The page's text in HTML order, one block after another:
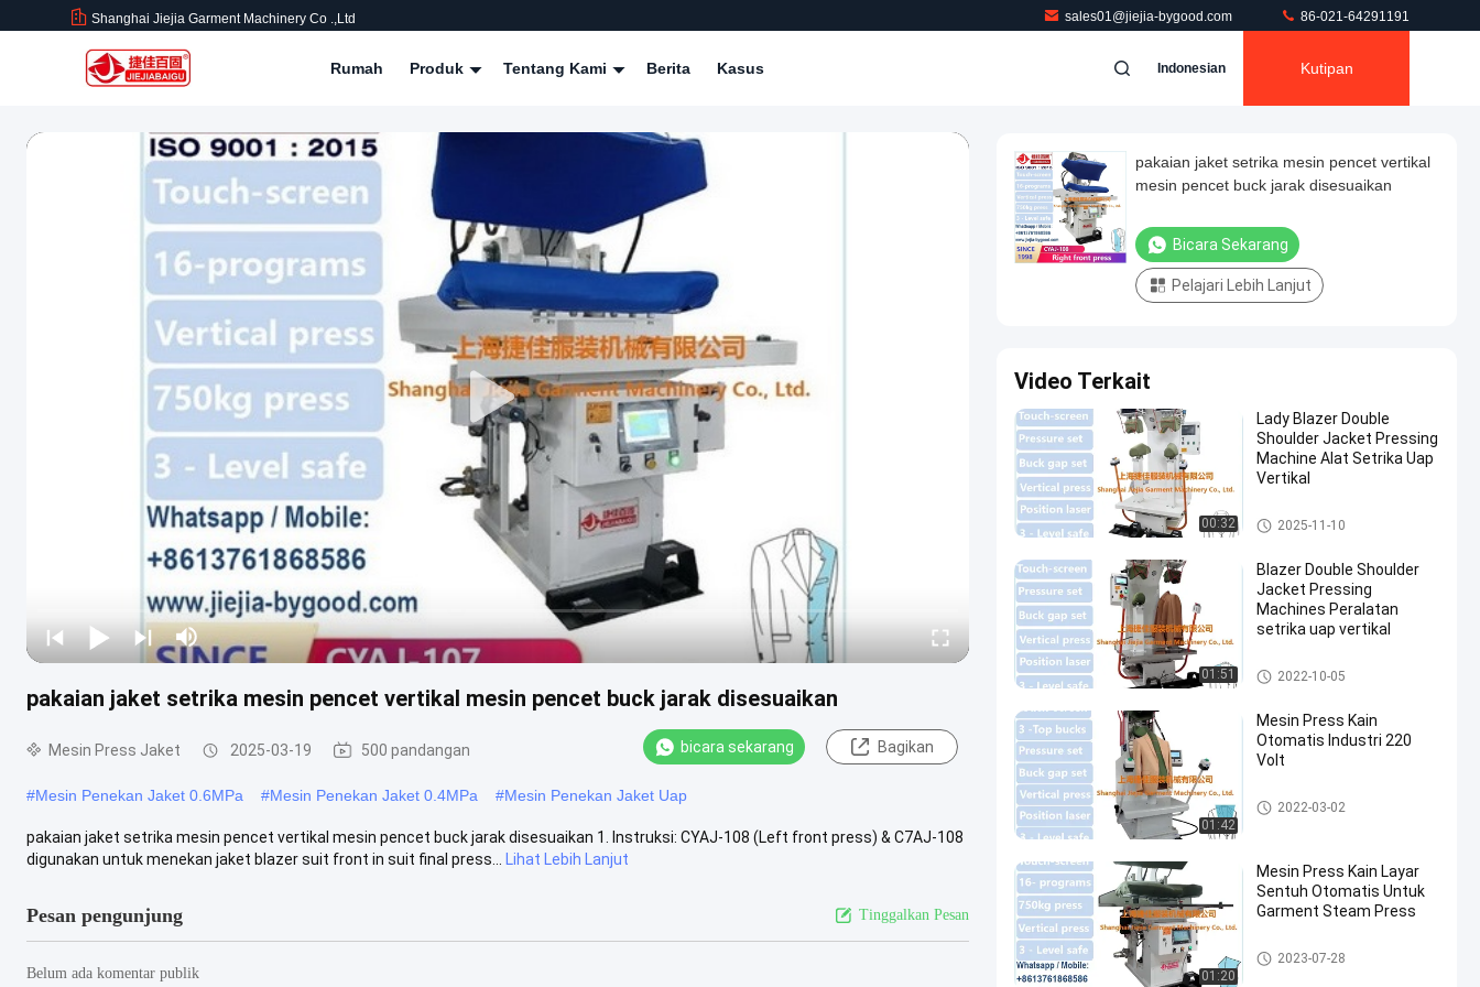
Shanghai Jiejia Garment Machinery Co .,ltd sales01@jiejia-bygood.com 86-021-64291191
Rumah Produk Tentang Kami Berita Kasus Indonesian Kutipan
pakaian jaket setrika mesin pencet vertikal mesin pencet buck jarak disesuaikan
Mesin Press Jaket 2025-03-19 500 pandangan bicara sekarang Bagikan
#Mesin Penekan Jaket 0.6MPa #Mesin Penekan Jaket 0.4MPa #Mesin Penekan Jaket Uap
pakaian jaket setrika mesin pencet vertikal mesin pencet buck jarak disesuaikan 1. Instruksi: CYAJ-108 (Left front press) & C7AJ-108
digunakan untuk menekan jaket blazer suit front in suit final press...
Lihat Lebih Lanjut
Pesan pengunjung Tinggalkan Pesan
Belum ada komentar publik
pakaian jaket setrika mesin pencet vertikal
mesin pencet buck jarak disesuaikan
Bicara Sekarang
Pelajari Lebih Lanjut
Video Terkait
00:32
Lady Blazer Double
Shoulder Jacket Pressing
Machine Alat Setrika Uap
Vertikal
Mesin Press Jaket
2025-11-10
01:51
Blazer Double Shoulder
Jacket Pressing
Machines Peralatan
setrika uap vertikal
Mesin Press Jaket
2022-10-05
01:42
Mesin Press Kain
Otomatis Industri 220
Volt
Mesin Press Jaket
2022-03-02
01:20
Mesin Press Kain Layar
Sentuh Otomatis Untuk
Garment Steam Press
Mesin Press Jaket
2023-07-28